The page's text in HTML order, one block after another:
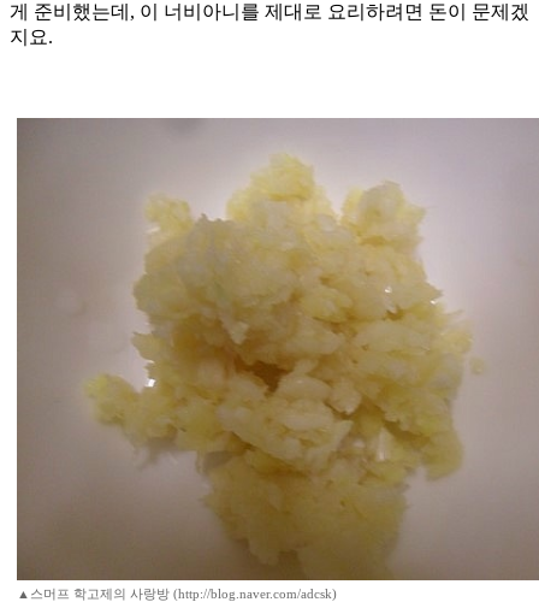
게 준비했는데, 이 너비아니를 제대로 요리하려면 돈이 문제겠
지요.
▲스머프 학고제의 사랑방 (http://blog.naver.com/adcsk)